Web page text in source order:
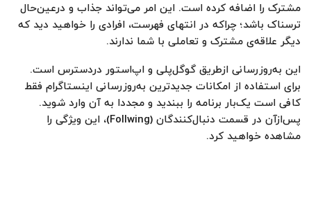
مشترک را اضافه کرده است. این امر می‌تواند جذاب و در‌عین‌حال
ترسناک باشد؛ چراکه در انتهای فهرست، افرادی را خواهید دید که
دیگر علاقه‌ی مشترک و تعاملی با شما ندارند.
این به‌روزرسانی ازطریق گوگل‌‌پلی و اپ‌استور دردسترس است.
برای استفاده از امکانات جدیدترین به‌روزرسانی اینستاگرام فقط
کافی است یک‌بار برنامه را ببندید و مجددا به آن وارد شوید.
پس‌از‌آن در قسمت دنبال‌کنندگان (Follwing)، این ویژگی را
مشاهده خواهید کرد.